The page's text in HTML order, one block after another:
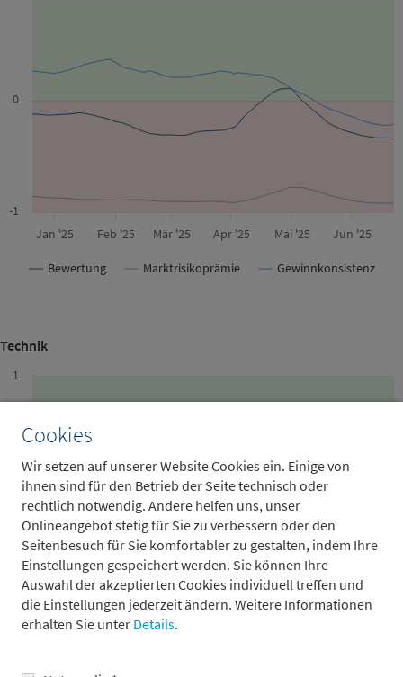
Cookies
Wir setzen auf unserer Website Cookies ein. Einige von
ihnen sind für den Betrieb der Seite technisch oder
rechtlich notwendig. Andere helfen uns, unser
Onlineangebot stetig für Sie zu verbessern oder den
Seitenbesuch für Sie komfortabler zu gestalten, indem Ihre
Einstellungen gespeichert werden. Sie können Ihre
Auswahl der akzeptierten Cookies individuell treffen und
die Einstellungen jederzeit ändern. Weitere Informationen
erhalten Sie unter Details.
Bewertung Marktrisikoprämie Gewinnkonsistenz
Jan '25 Feb '25 Mär '25 Apr '25 Mai '25 Jun '25
-1
0
Technik
Jan '25 Feb '25 Mär '25 Apr '25 Mai '25 Jun '25
1